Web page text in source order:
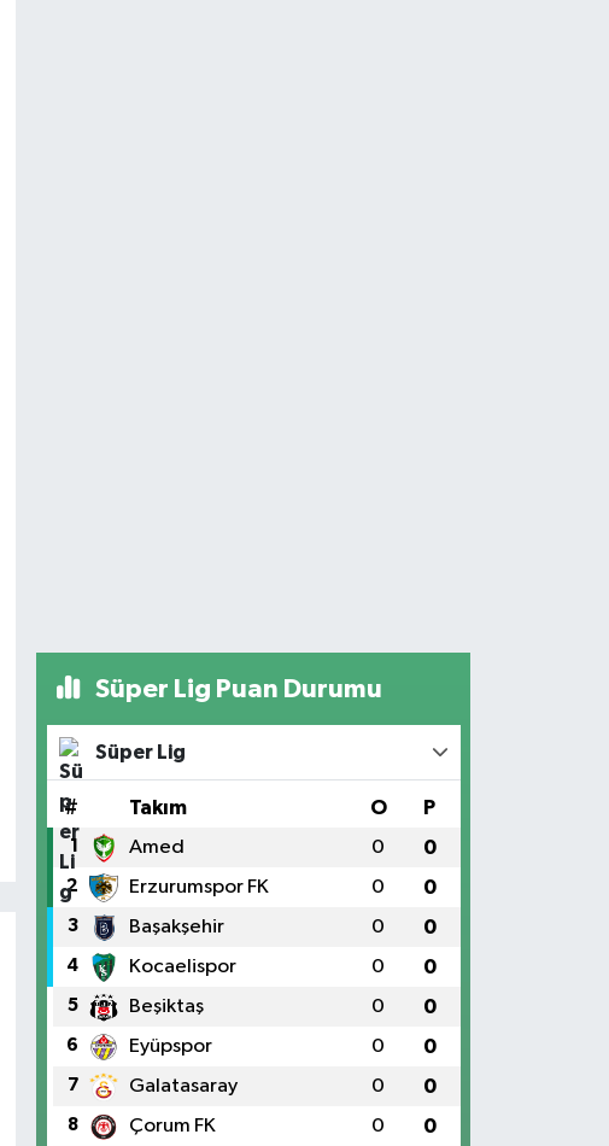
Süper Lig Puan Durumu
Süper Lig
# Takım O P
1 Amed 0 0
2 Erzurumspor FK 0 0
3 Başakşehir 0 0
4 Kocaelispor 0 0
5 Beşiktaş 0 0
6 Eyüpspor 0 0
7 Galatasaray 0 0
8 Çorum FK 0 0